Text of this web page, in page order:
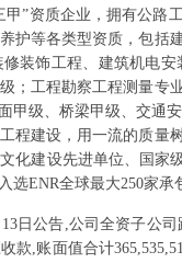
”资质企业，拥有公
护等各类型资质，包
装饰工程、建筑机电
；工程勘察工程测量
甲级、桥梁甲级、交通
程建设，用一流的质
化建设先进单位、国
选ENR全球最大250家
13日公告,公司全资子公
款,账面值合计